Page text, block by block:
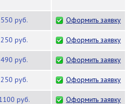
550 руб. Оформить заявку
250 руб. Оформить заявку
490 руб. Оформить заявку
250 руб. Оформить заявку
1100 руб. Оформить заявку